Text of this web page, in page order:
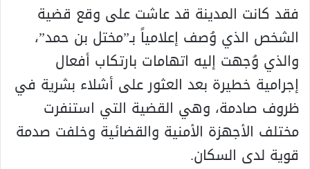
فقد كانت المدينة قد عاشت على وقع قضية
الشخص الذي وُصف إعلامياً بـ”مختل بن حمد”،
والذي وُجهت إليه اتهامات بارتكاب أفعال
إجرامية خطيرة بعد العثور على أشلاء بشرية في
ظروف صادمة، وهي القضية التي استنفرت
مختلف الأجهزة الأمنية والقضائية وخلفت صدمة
قوية لدى السكان.